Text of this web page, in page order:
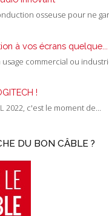
osseuse pour ne
à vos écrans quelque...
commercial ou
!
2022, c'est le moment de...
DU BON CÂBLE ?